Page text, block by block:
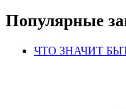
Популярные
ЧТО ЗНАЧИТ